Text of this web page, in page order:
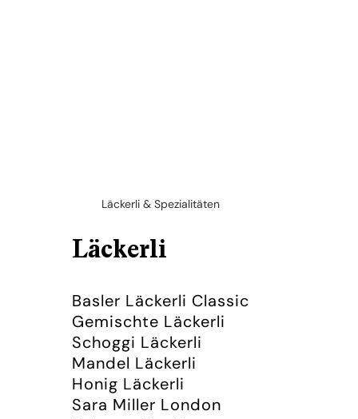
Läckerli & Spezialitäten
Läckerli
Basler Läckerli Classic
Gemischte Läckerli
Schoggi Läckerli
Mandel Läckerli
Honig Läckerli
Sara Miller London